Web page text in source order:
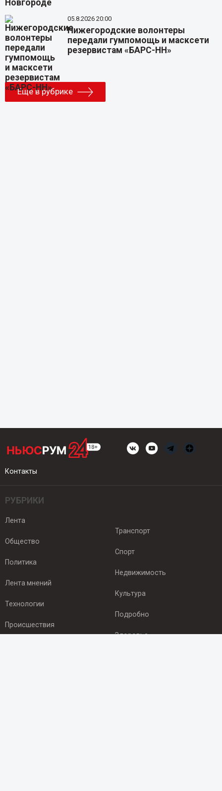
05.8.2026 20:00
Нижегородские волонтеры
передали гумпомощь и масксети
резервистам «БАРС-НН»
Еще в рубрике
Контакты
РУБРИКИ
Лента
Общество
Политика
Лента мнений
Технологии
Происшествия
Транспорт
Спорт
Недвижимость
Культура
Подробно
Здоровье